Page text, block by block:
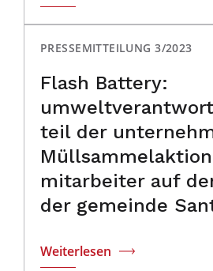
PRESSEMITTEILUNG 3/2023
Flash Battery:
teil der
mitarbeiter auf
der gemeinde
Weiterlesen